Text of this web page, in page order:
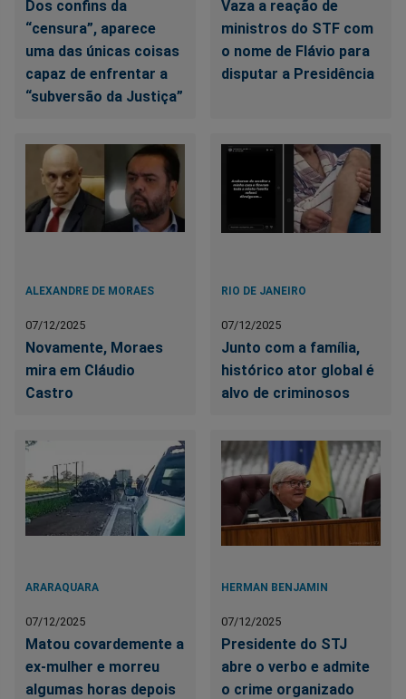
Dos confins da
“censura”, aparece
uma das únicas coisas
capaz de enfrentar a
“subversão da Justiça”
Vaza a reação de
ministros do STF com
o nome de Flávio para
disputar a Presidência
ALEXANDRE DE MORAES
07/12/2025
Novamente, Moraes
mira em Cláudio
Castro
RIO DE JANEIRO
07/12/2025
Junto com a família,
histórico ator global é
alvo de criminosos
ARARAQUARA
07/12/2025
Matou covardemente a
ex-mulher e morreu
algumas horas depois
HERMAN BENJAMIN
07/12/2025
Presidente do STJ
abre o verbo e admite
o crime organizado